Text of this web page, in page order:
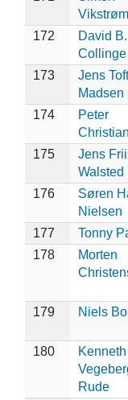
Vikstrøm
172
David B.
Collinge
173
Jens
Madsen
174
Peter
175
Jens
Walsted
176
Søren
Nielsen
177 Tonny
178
Morten
179
Niels
180
Kenneth
Rude